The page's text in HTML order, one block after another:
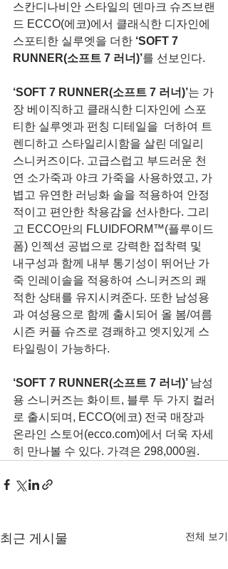
스칸디나비안 스타일의 덴마크 슈즈브랜
드 ECCO(에코)에서 클래식한 디자인에
스포티한 실루엣을 더한 ‘SOFT 7
RUNNER(소프트 7 러너)’를 선보인다.
‘SOFT 7 RUNNER(소프트 7 러너)’는 가
장 베이직하고 클래식한 디자인에 스포
티한 실루엣과 펀칭 디테일을  더하여 트
렌디하고 스타일리시함을 살린 데일리
스니커즈이다. 고급스럽고 부드러운 천
연 소가죽과 야크 가죽을 사용하였고, 가
볍고 유연한 러닝화 솔을 적용하여 안정
적이고 편안한 착용감을 선사한다. 그리
고 ECCO만의 FLUIDFORM™(플루이드
폼) 인젝션 공법으로 강력한 접착력 및
내구성과 함께 내부 통기성이 뛰어난 가
죽 인레이솔을 적용하여 스니커즈의 쾌
적한 상태를 유지시켜준다. 또한 남성용
과 여성용으로 함께 출시되어 올 봄/여름
시즌 커플 슈즈로 경쾌하고 엣지있게 스
타일링이 가능하다.
‘SOFT 7 RUNNER(소프트 7 러너)’ 남성
용 스니커즈는 화이트, 블루 두 가지 컬러
로 출시되며, ECCO(에코) 전국 매장과
온라인 스토어(ecco.com)에서 더욱 자세
히 만나볼 수 있다. 가격은 298,000원.
최근 게시물 전체 보기